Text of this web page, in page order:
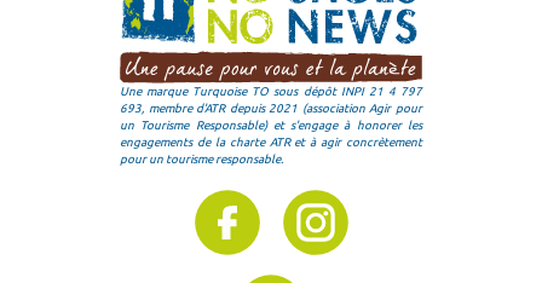
Une marque Turquoise TO sous dépôt INPI 21 4 797
693, membre d'ATR depuis 2021 (association Agir pour
un Tourisme Responsable) et s'engage à honorer les
engagements de la charte ATR et à agir concrètement
pour un tourisme responsable.